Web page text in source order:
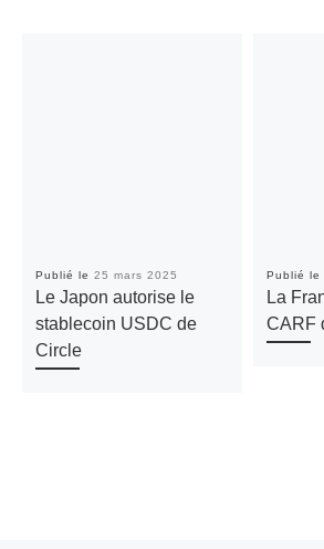
Publié le 25 mars 2025
Le Japon autorise le
stablecoin USDC de
Circle
Publié le
La
CARF